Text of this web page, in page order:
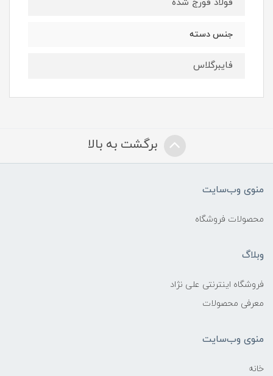
فولاد فورج شده
جنس دسته
فایبرگلاس
برگشت به بالا
منوی وب‌سایت
محصولات فروشگاه
وبلاگ
فروشگاه اینترنتی علی نژاد
معرفی محصولات
منوی وب‌سایت
خانه